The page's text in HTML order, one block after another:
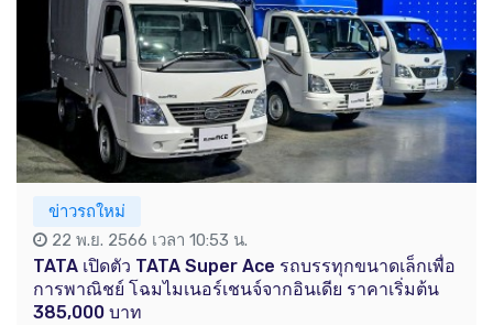
ข่าวรถใหม่
22 พ.ย. 2566 เวลา 10:53 น.
TATA เปิดตัว TATA Super Ace รถบรรทุกขนาดเล็กเพื่อ
การพาณิชย์ โฉมไมเนอร์เชนจ์จากอินเดีย ราคาเริ่มต้น
385,000 บาท